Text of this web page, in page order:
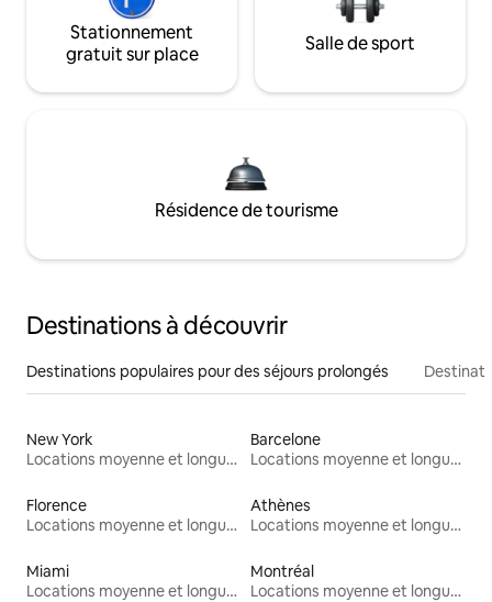
Stationnement
gratuit sur place
Salle de sport
Résidence de tourisme
Destinations à découvrir
Destinations populaires pour des séjours prolongés
New York
Locations moyenne et longue durée
Barcelone
Locations moyenne et longue durée
Florence
Locations moyenne et longue durée
Athènes
Locations moyenne et longue durée
Miami
Locations moyenne et longue durée
Montréal
Locations moyenne et longue durée